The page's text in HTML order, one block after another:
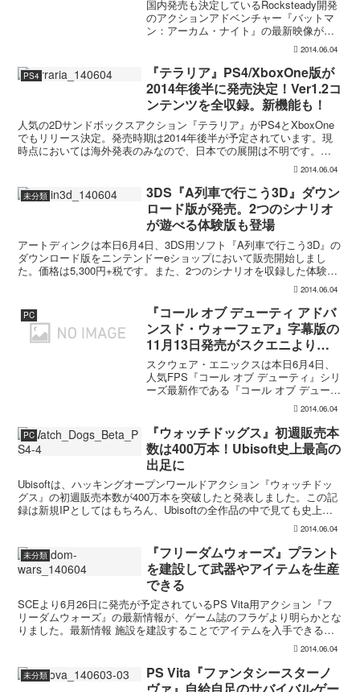
国内発売も決定しているRocksteady開発
のアクションアドベンチャー『バットマ
ン：アーカム・ナイト』の最新映像が公
開されました。今回はゲーム中でバット
マンが搭乗するバットモービルの戦闘形
態を紹介する映像です。分厚い鉄板をも
貫通する「60...
2014.06.04
PS4
『テラリア』PS4/XboxOne版が
2014年後半に発売決定！Ver1.2コ
ンテンツを全収録。新機能も！
人気の2Dサンドボックスアクション『テラリア』がPS4とXboxOne
でもリリース決定。発売時期は2014年後半が予定されています。現
時点においては海外発表のみなので、日本での展開は不明です。
2014.06.04
未分類
3DS『A列車で行こう3D』ダウン
ロード版が発売。2つのシナリオ
が遊べる体験版も登場
アートディンクは本日6月4日、3DS用ソフト『A列車で行こう3D』の
ダウンロード版をニンテンドーeショップにおいて販売開始しまし
た。価格は5,300円+税です。また、2つのシナリオを収録した体験版
2014.06.04
PC
『コール オブ デューティ アドバ
ンスド・ウォーフェア』字幕版の
11月13日発売がスクエニより正
式発表
スクウェア・エニックスは本日6月4日、
人気FPS『コール オブ デューティ』シリ
ーズ最新作である『コール オブ デューテ
ィ アドバンスド・ウォーフェア』の日本
PS4/PS3/XboxOne/Xbox360/PCを対...
2014.06.04
PC
『ウォッチドッグス』初週販売本
数は400万本！Ubisoft史上最高の
出足に
Ubisoftは、ハッキングオープンワールドアクション『ウォッチドッ
グス』の初週販売本数が400万本を突破したと発表しました。この記
録は新規IPとしてはもちろん、Ubisoftの全作品の中で見ても史上最
2014.06.04
未分類
『フリーダムウォーズ』プラント
を建設して武器やアイテムを生産
できる
SCEより6月26日に発売が予定されているPS Vita用アクション『フ
リーダムウォーズ』の最新情報が、ゲーム誌のフラゲより明らかとな
りました。最新情報 施設を建設することでアイテムを入手できるよ
2014.06.04
未分類
PS Vita『ファンタシースターノ
ヴァ』自給自足のサバイバルゲー